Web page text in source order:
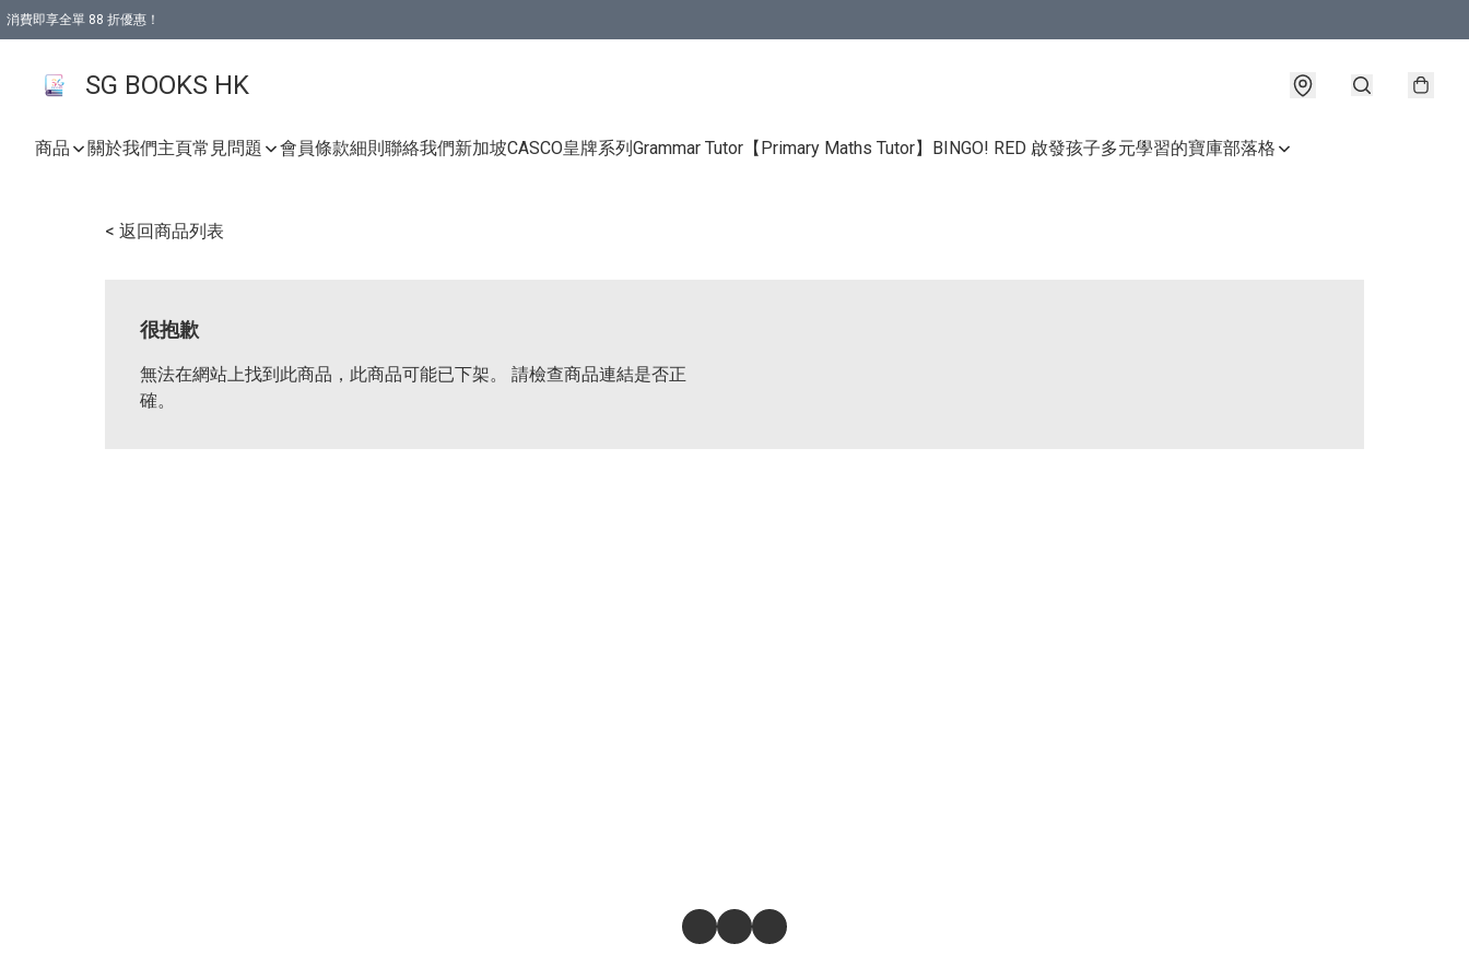
消費即享全單 88 折優惠！
SG BOOKS HK
商品 關於我們主頁常見問題 會員條款細則聯絡我們新加坡CASCO皇牌系列Grammar Tutor 【Primary Maths Tutor】 BINGO! RED 啟發孩子多元學習的寶庫部落格
< 返回商品列表
很抱歉
無法在網站上找到此商品，此商品可能已下架。 請檢查商品連結是否正
確。